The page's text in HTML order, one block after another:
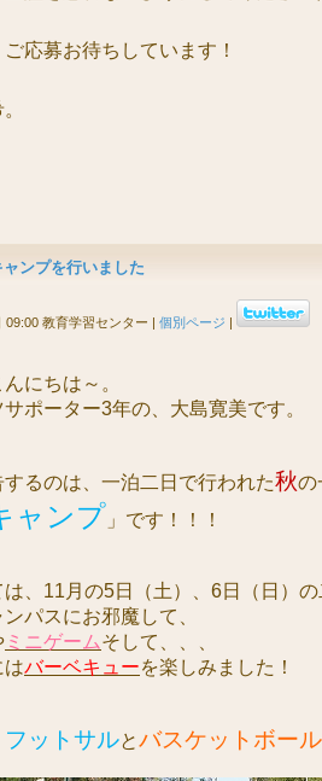
応募お待ちしています！
ンプを行いました
09:00 教育学習センター | 個別ページ |
にちは～。
サポーター3年の、大島寛美です。
るのは、一泊二日で行われた秋の
ャンプ 」です！！！
、 11 月の5日（土）、 6日（日）
パスにお邪魔して、
ミニゲームそして、、、
はバーベキューを楽しみました！
フットサルとバスケットボール